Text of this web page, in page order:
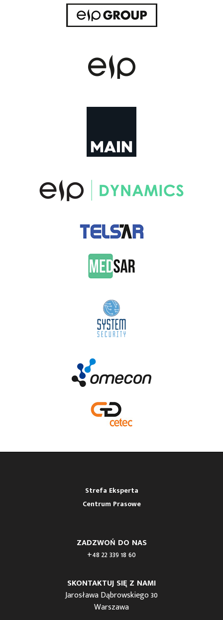
Strefa Eksperta
Centrum Prasowe
ZADZWOŃ DO NAS
+48 22 339 18 60
SKONTAKTUJ SIĘ Z NAMI
Jarosława Dąbrowskiego 30
Warszawa